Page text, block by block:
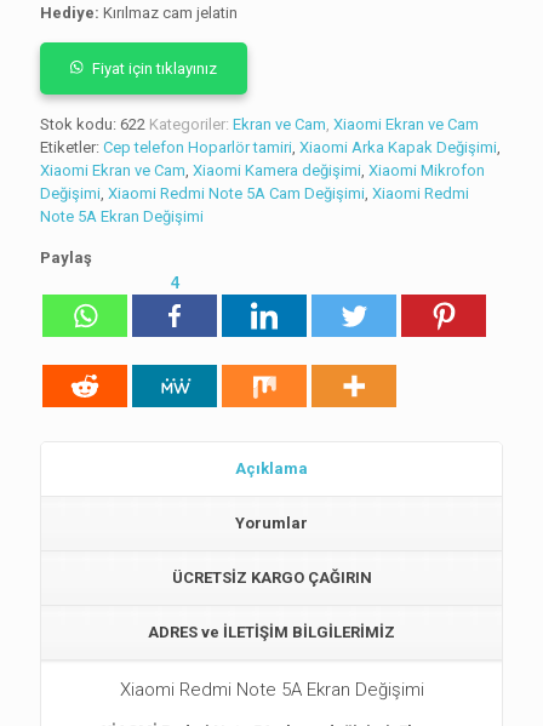
Hediye: Kırılmaz cam jelatin
Fiyat için tıklayınız
Stok kodu: 622 Kategoriler: Ekran ve Cam Xiaomi Ekran ve Cam
Etiketler: Cep telefon Hoparlör tamiri Xiaomi Arka Kapak Değişimi
Xiaomi Ekran ve Cam Xiaomi Kamera değişimi Xiaomi Mikrofon
Değişimi Xiaomi Redmi Note 5A Cam Değişimi Xiaomi Redmi
Note 5A Ekran Değişimi
Paylaş
4
Açıklama
Yorumlar
ÜCRETSİZ KARGO ÇAĞIRIN
ADRES ve İLETİŞİM BİLGİLERİMİZ
Xiaomi Redmi Note 5A Ekran Değişimi